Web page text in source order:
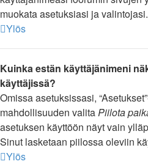
muokata asetuksiasi ja valintojasi.
Ylös
Kuinka estän käyttäjänimeni
käyttäjissä?
Omissa asetuksissasi,
mahdollisuuden valitaPiilota
asetuksen käyttöön näyt vain
Sinut lasketaan piilossa oleviin
Ylös